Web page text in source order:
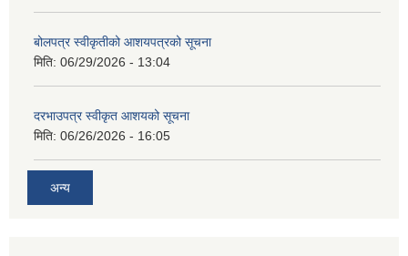
बोलपत्र स्वीकृतीको आशयपत्रको सूचना
मिति: 06/29/2026 - 13:04
दरभाउपत्र स्वीकृत आशयको सूचना
मिति: 06/26/2026 - 16:05
अन्य